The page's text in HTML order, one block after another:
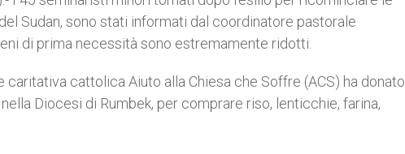
Sudan, sono stati informati dal coordinatore pastorale
di prima necessità sono estremamente ridotti.
caritativa cattolica Aiuto alla Chiesa che Soffre (ACS) ha donato
Diocesi di Rumbek, per comprare riso, lenticchie, farina,